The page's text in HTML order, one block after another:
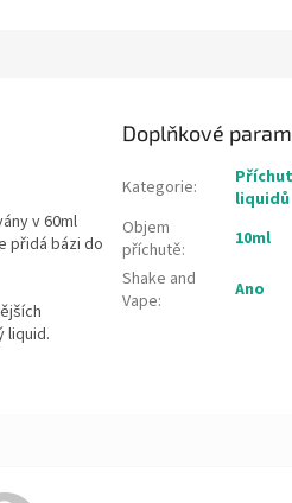
v 60ml
přidá bázi do
liquid.
Doplňkové
Kategorie:
liquidů
Objem
příchutě:
10ml
Shake and
Vape: Ano